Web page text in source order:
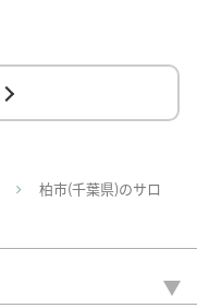
柏市(千葉県)のサロ